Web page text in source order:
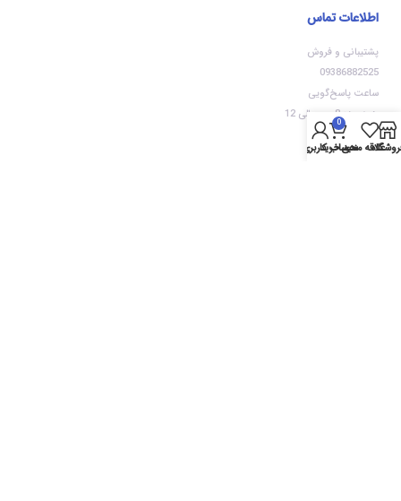
اطلاعات تماس
پشتیبانی و فروش
09386882525
ساعت پاسخ‌گویی
همه روزه 8 صبح الی 12
علاقه مندی
0
سبد خرید
حساب کاربری من